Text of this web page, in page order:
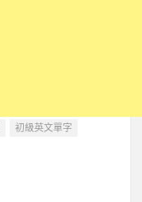
初級英文單字